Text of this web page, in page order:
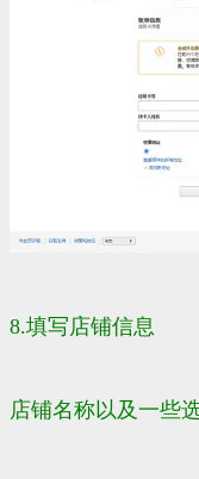
8.填写店铺信息
店铺名称以及一些